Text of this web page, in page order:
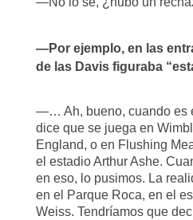
—Por ejemplo, en las
de las Davis figuraba
—… Ah, bueno, cuando es
dice que se juega en
England, o en Flushing
el estadio Arthur Ashe.
en eso, lo pusimos. La
en el Parque Roca, en el
Weiss. Tendríamos que